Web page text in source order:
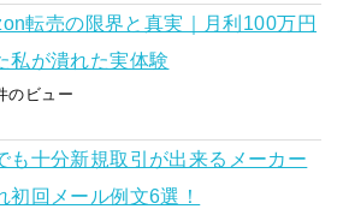
転売の限界と真実｜月利100万円
私が潰れた実体験
のビュー
も十分新規取引が出来るメーカー
初回メール例文6選！